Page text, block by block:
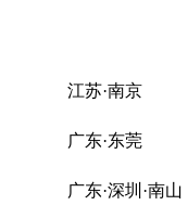
江苏·南京
广东·东莞
广东·深圳·南山